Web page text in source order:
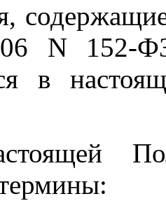
N 152-
в